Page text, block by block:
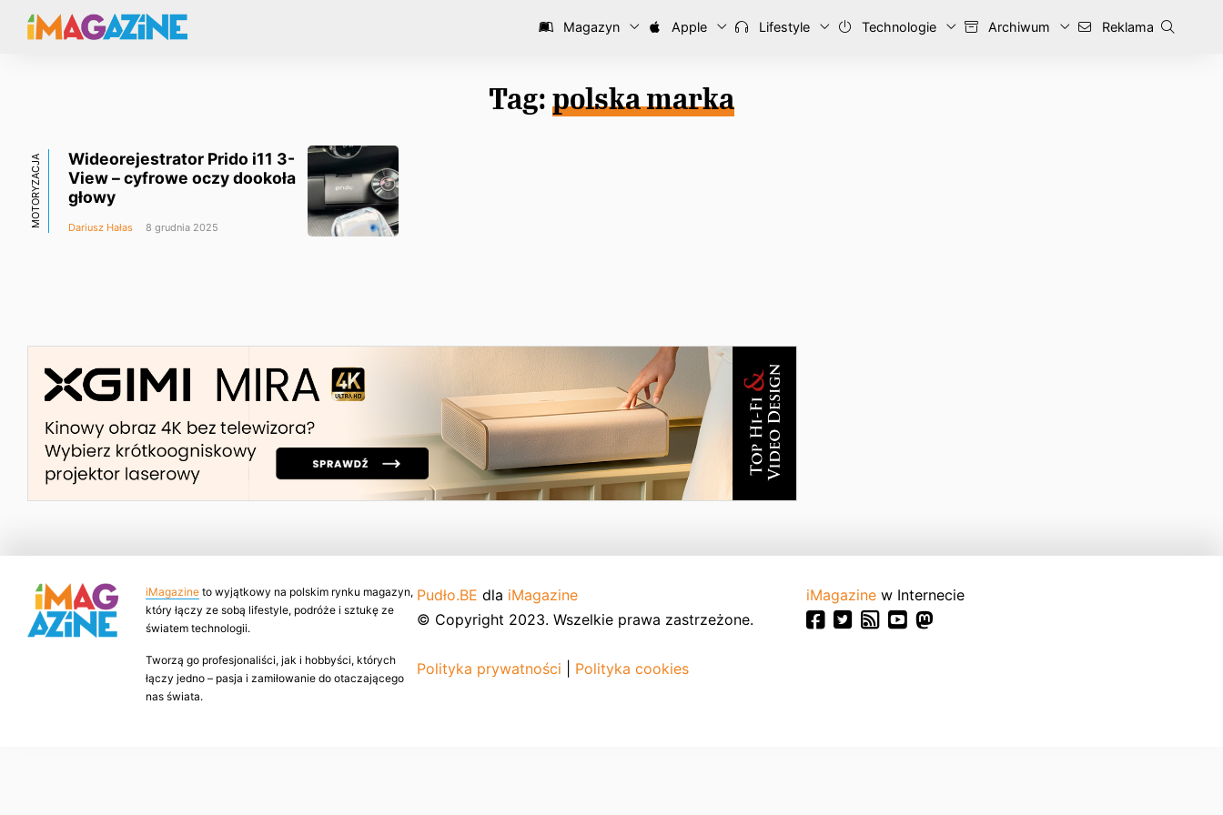
Magazyn Apple Lifestyle Technologie Archiwum Reklama
Tag: polska marka
MOTORYZACJA
Wideorejestrator Prido i11 3-
View – cyfrowe oczy dookoła
głowy
Dariusz Hałas 8 grudnia 2025
iMagazine to wyjątkowy na polskim rynku magazyn,
który łączy ze sobą lifestyle, podróże i sztukę ze
światem technologii.
Tworzą go profesjonaliści, jak i hobbyści, których
łączy jedno – pasja i zamiłowanie do otaczającego
nas świata.
Pudło.BE dla iMagazine
© Copyright 2023. Wszelkie prawa zastrzeżone.
Polityka prywatności Polityka cookies
iMagazine w Internecie